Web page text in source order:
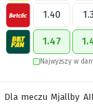
1.40
1.47
Najwyższy w
Dla meczu Mjallby